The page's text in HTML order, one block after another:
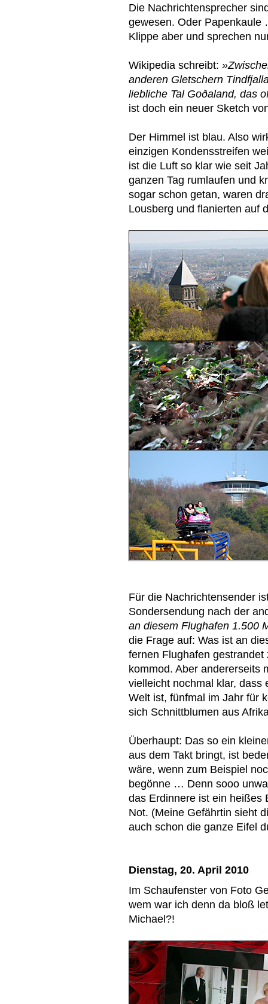
Die Nachrichtensprecher
gewesen. Oder
Klippe aber und sprechen
Wikipedia schreibt:
anderen Gletschern
liebliche Tal Goðaland, das
ist doch ein neuer Sketch
Der Himmel ist blau. Also
einzigen Kondensstreifen
ist die Luft so klar wie seit
ganzen Tag rumlaufen und
sogar schon getan, waren
Lousberg und flanierten auf
Für die Nachrichtensender
Sondersendung nach der
an diesem Flughafen 1.500
die Frage auf: Was ist an
fernen Flughafen
kommod. Aber andererseits
vielleicht nochmal klar, dass
Welt ist, fünfmal im Jahr für
sich Schnittblumen aus
Überhaupt: Das so ein
aus dem Takt bringt, ist
wäre, wenn zum Beispiel
begönne … Denn sooo
das Erdinnere ist ein heißes
Not. (Meine Gefährtin sieht
auch schon die ganze Eifel
Dienstag, 20. April 2010
Im Schaufenster von Foto
wem war ich denn da bloß
Michael?!